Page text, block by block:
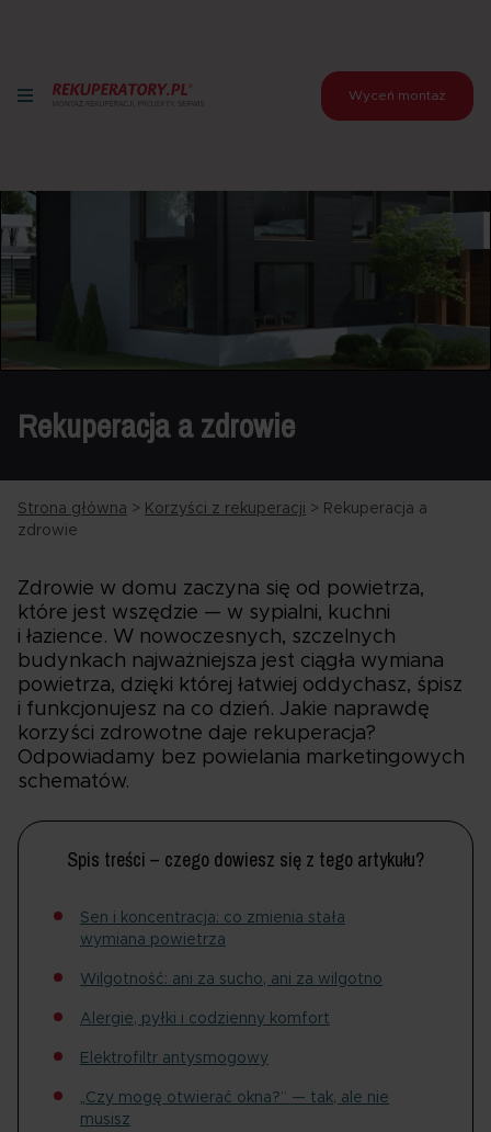
Wyceń montaż
Rekuperacja a zdrowie
Strona główna > Korzyści z rekuperacji > Rekuperacja a
zdrowie
Zdrowie w domu zaczyna się od powietrza,
które jest wszędzie — w sypialni, kuchni
i łazience. W nowoczesnych, szczelnych
budynkach najważniejsza jest ciągła wymiana
powietrza, dzięki której łatwiej oddychasz, śpisz
i funkcjonujesz na co dzień. Jakie naprawdę
korzyści zdrowotne daje rekuperacja?
Odpowiadamy bez powielania marketingowych
schematów.
Spis treści – czego dowiesz się z tego artykułu?
Sen i koncentracja: co zmienia stała
wymiana powietrza
Wilgotność: ani za sucho, ani za wilgotno
Alergie, pyłki i codzienny komfort
Elektrofiltr antysmogowy
„Czy mogę otwierać okna?” — tak, ale nie
musisz